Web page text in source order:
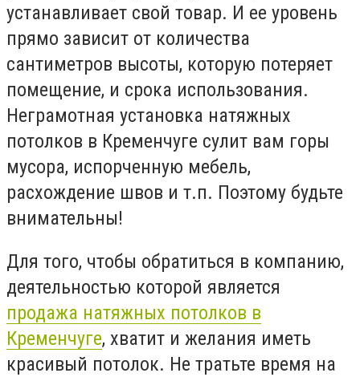
устанавливает свой товар. И ее уровень
прямо зависит от количества
сантиметров высоты, которую потеряет
помещение, и срока использования.
Неграмотная установка натяжных
потолков в Кременчуге сулит вам горы
мусора, испорченную мебель,
расхождение швов и т.п. Поэтому будьте
внимательны!
Для того, чтобы обратиться в компанию,
деятельностью которой является
продажа натяжных потолков в
Кременчуге, хватит и желания иметь
красивый потолок. Не тратьте время на